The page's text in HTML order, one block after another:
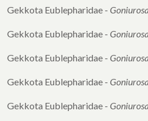
Gekkota Eublepharidae -
Gekkota Eublepharidae -
Gekkota Eublepharidae -
Gekkota Eublepharidae -
Gekkota Eublepharidae -